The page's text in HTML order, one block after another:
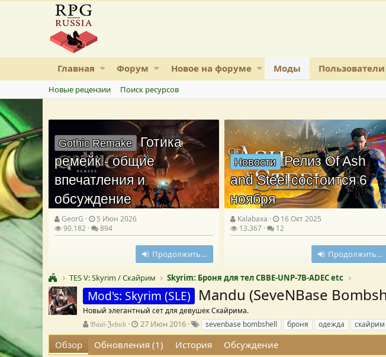
Главная Форум Новое на форуме Моды Пользователи
Новые рецензии Поиск ресурсов
Gothic Remake Готика
ремейк - общие
впечатления и
обсуждение
GeorG
5 Июн 2026
90.182
894
Продолжить…
Новости Релиз Of Ash
and Steel состоится 6
ноября
Kalabaxa
16 Окт 2025
13.367
12
Продолжить…
TES V: Skyrim / Скайрим Skyrim: Броня для тел CBBE-UNP-7B-ADEC etc
Mod's: Skyrim (SLE) Mandu (SeveNBase
Новый элегантный сет для девушек Скайрима.
А
в
𝔅𝔞𝔞𝔩-ℨ𝔢𝔟𝔲𝔟
Д
а
т
27 Июн 2016
е
г
sevenbase bombshell броня одежда скайрим
Обзор Обновления (1) История
Обсуждение